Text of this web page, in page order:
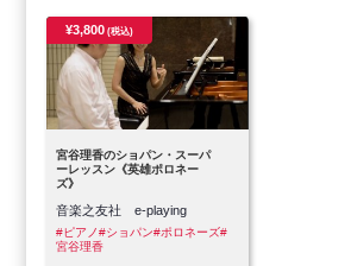
¥3,800(税込)
宮谷理香のショパン・スーパ
ーレッスン《英雄ポロネー
ズ》
音楽之友社 e-playing
#ピアノ#ショパン#ポロネーズ#
宮谷理香